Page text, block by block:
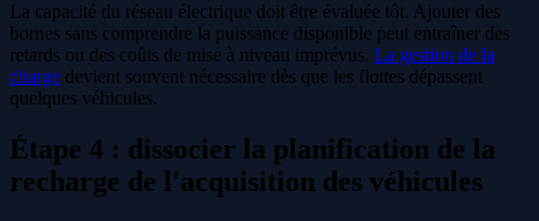
La capacité du réseau électrique doit être évaluée tôt. Ajouter des
bornes sans comprendre la puissance disponible peut entraîner des
retards ou des coûts de mise à niveau imprévus. La gestion de la
charge devient souvent nécessaire dès que les flottes dépassent
quelques véhicules.
Étape 4 : dissocier la planification de la
recharge de l'acquisition des véhicules